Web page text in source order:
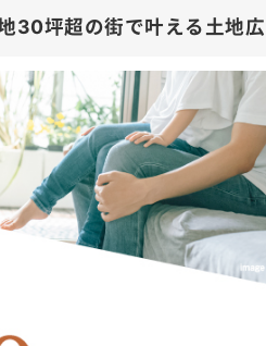
☆土地30坪超の街で叶